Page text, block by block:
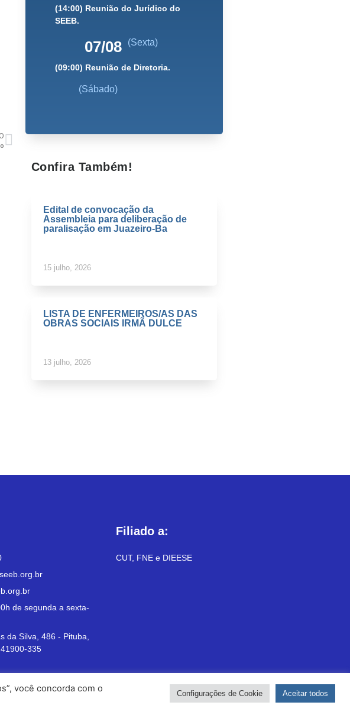
(14:00) Reunião do Jurídico do
SEEB.
07/08 (Sexta)
(09:00) Reunião de Diretoria.
(Sábado)
Confira Também!
Edital de convocação da
Assembleia para deliberação de
paralisação em Juazeiro-Ba
15 julho, 2026
LISTA DE ENFERMEIROS/AS DAS
OBRAS SOCIAIS IRMÃ DULCE
13 julho, 2026
de segunda a sexta-
da Silva, 486 - Pituba,
335
Filiado a:
CUT, FNE e DIEESE
você concorda com o
Configurações de Cookie Aceitar todos